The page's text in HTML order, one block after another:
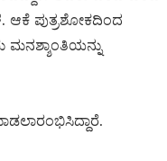
ಪುತ್ರಶೋಕದಿಂದ
ಮನಶ್ಶಾಂತಿಯನ್ನು